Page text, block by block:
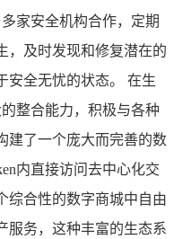
家安全机构合作，定期
，及时发现和修复潜在的
安全无忧的状态。 在生
整合能力，积极与各种
建了一个庞大而完善的数
内直接访问去中心化交
综合性的数字商城中自由
服务，这种丰富的生态系